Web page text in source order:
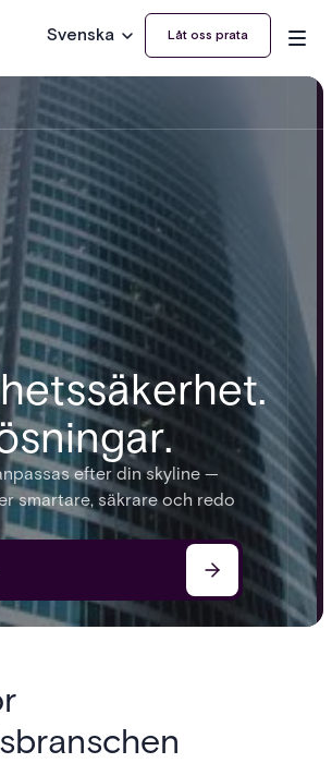
Svenska Låt oss prata
efter din skyline —
smartare, säkrare och redo